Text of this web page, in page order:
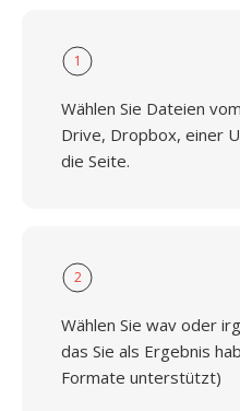
1
Wählen Sie Dateien
Drive, Dropbox, einer
die Seite.
2
Wählen Sie wav oder
das Sie als Ergebnis
Formate unterstützt)